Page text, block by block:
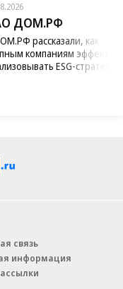
ДОМ.РФ
рассказали, как
компаниям
ESG-стратегию
связь
информация